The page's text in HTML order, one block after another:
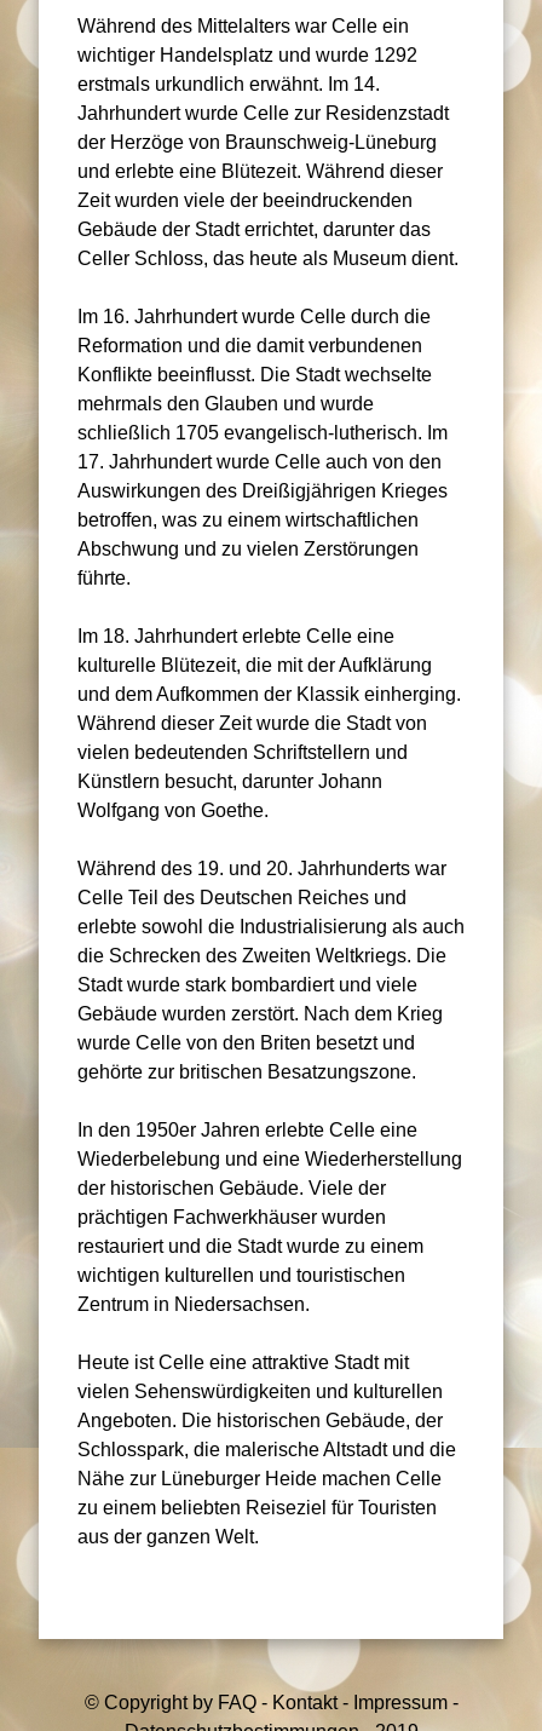
Während des Mittelalters war Celle ein
wichtiger Handelsplatz und wurde 1292
erstmals urkundlich erwähnt. Im 14.
Jahrhundert wurde Celle zur Residenzstadt
der Herzöge von Braunschweig-Lüneburg
und erlebte eine Blütezeit. Während dieser
Zeit wurden viele der beeindruckenden
Gebäude der Stadt errichtet, darunter das
Celler Schloss, das heute als Museum dient.
Im 16. Jahrhundert wurde Celle durch die
Reformation und die damit verbundenen
Konflikte beeinflusst. Die Stadt wechselte
mehrmals den Glauben und wurde
schließlich 1705 evangelisch-lutherisch. Im
17. Jahrhundert wurde Celle auch von den
Auswirkungen des Dreißigjährigen Krieges
betroffen, was zu einem wirtschaftlichen
Abschwung und zu vielen Zerstörungen
führte.
Im 18. Jahrhundert erlebte Celle eine
kulturelle Blütezeit, die mit der Aufklärung
und dem Aufkommen der Klassik einherging.
Während dieser Zeit wurde die Stadt von
vielen bedeutenden Schriftstellern und
Künstlern besucht, darunter Johann
Wolfgang von Goethe.
Während des 19. und 20. Jahrhunderts war
Celle Teil des Deutschen Reiches und
erlebte sowohl die Industrialisierung als auch
die Schrecken des Zweiten Weltkriegs. Die
Stadt wurde stark bombardiert und viele
Gebäude wurden zerstört. Nach dem Krieg
wurde Celle von den Briten besetzt und
gehörte zur britischen Besatzungszone.
In den 1950er Jahren erlebte Celle eine
Wiederbelebung und eine Wiederherstellung
der historischen Gebäude. Viele der
prächtigen Fachwerkhäuser wurden
restauriert und die Stadt wurde zu einem
wichtigen kulturellen und touristischen
Zentrum in Niedersachsen.
Heute ist Celle eine attraktive Stadt mit
vielen Sehenswürdigkeiten und kulturellen
Angeboten. Die historischen Gebäude, der
Schlosspark, die malerische Altstadt und die
Nähe zur Lüneburger Heide machen Celle
zu einem beliebten Reiseziel für Touristen
aus der ganzen Welt.
©Copyright by FAQ- Kontakt- Impressum-